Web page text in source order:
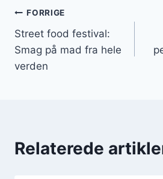
Indlægsnavigation
FORRIGE
Street food festival:
Smag på mad fra hele
verden
Relaterede